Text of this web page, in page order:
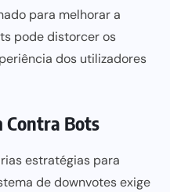
para melhorar a
pode distorcer os
dos utilizadores
Contra Bots
estratégias para
de downvotes exige